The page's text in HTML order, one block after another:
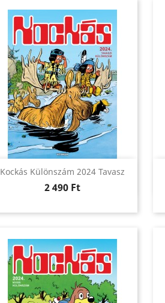
Kockás Különszám 2024 Tavasz
Ár
2 490 Ft
Előnézet